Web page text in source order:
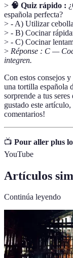
> 🧠 Quiz rápido :
española perfecta?
> - A) Utilizar
> - B) Cocinar
> - C) Cocinar
> Réponse : C —
integren.
Con estos consejos
una tortilla española
sorprende a tus
gustado este
comentarios!
📺 Pour aller plus
YouTube
Artículos
Continúa leyendo